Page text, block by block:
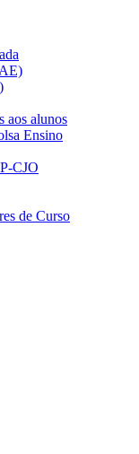
aos alunos
Ensino
CJO
de Curso